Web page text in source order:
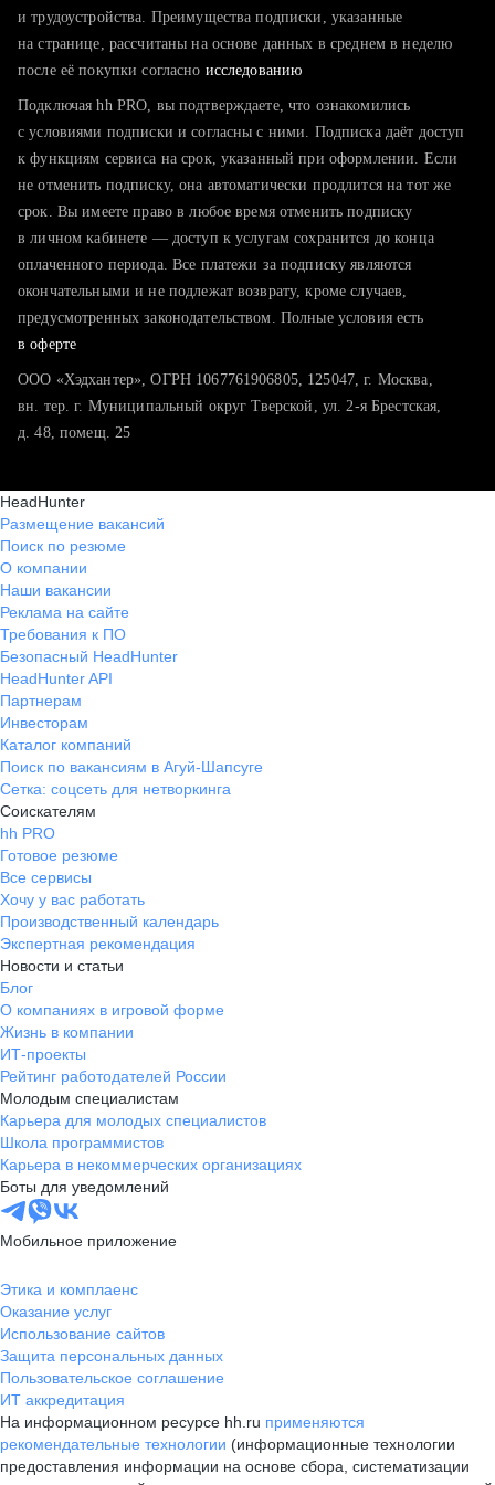
тратите много времени на поиск и вручную поднимаете
хотите сравнить себя с конкурентами и оценить шансы
и трудоустройства. Преимущества подписки, указанные
на странице, рассчитаны на основе данных в среднем в неделю
после её покупки согласно исследованию
Подключая hh PRO, вы подтверждаете, что ознакомились
с условиями подписки и согласны с ними. Подписка даёт доступ
к функциям сервиса на срок, указанный при оформлении. Если
не отменить подписку, она автоматически продлится на тот же
срок. Вы имеете право в любое время отменить подписку
в личном кабинете — доступ к услугам сохранится до конца
оплаченного периода. Все платежи за подписку являются
окончательными и не подлежат возврату, кроме случаев,
предусмотренных законодательством. Полные условия есть
в оферте
ООО «Хэдхантер», ОГРН 1067761906805, 125047, г. Москва,
вн. тер. г. Муниципальный округ Тверской, ул. 2-я Брестская,
д. 48, помещ. 25
HeadHunter
Размещение вакансий
Поиск по резюме
О компании
Наши вакансии
Реклама на сайте
Требования к ПО
Безопасный HeadHunter
HeadHunter API
Партнерам
Инвесторам
Каталог компаний
Поиск по вакансиям в Агуй-Шапсуге
Сетка: соцсеть для нетворкинга
Соискателям
hh PRO
Готовое резюме
Все сервисы
Хочу у вас работать
Производственный календарь
Экспертная рекомендация
Новости и статьи
Блог
О компаниях в игровой форме
Жизнь в компании
ИТ-проекты
Рейтинг работодателей России
Молодым специалистам
Карьера для молодых специалистов
Школа программистов
Карьера в некоммерческих организациях
Боты для уведомлений
Мобильное приложение
Этика и комплаенс
Оказание услуг
Использование сайтов
Защита персональных данных
Пользовательское соглашение
ИТ аккредитация
На информационном ресурсе hh.ru применяются
рекомендательные технологии (информационные технологии
предоставления информации на основе сбора, систематизации